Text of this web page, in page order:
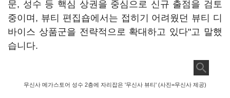
문, 성수 등 핵심 상권을 중심으로 신규 출점을 검토
중이며, 뷰티 편집숍에서는 접히기 어려웠던 뷰티 디
바이스 상품군을 전략적으로 확대하고 있다"고 말했
습니다.
무신사 메가스토어 성수 2층에 자리잡은 '무신사 뷰티' (사진=무신사 제공)